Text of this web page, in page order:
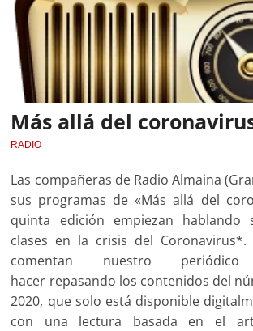
Más allá del
RADIO
Las compañeras de Radio Almaina
sus programas de «Más allá del
quinta edición empiezan hablando
clases en la crisis del Coronavirus*.
comentan nuestro
hacer repasando los contenidos del
2020, que solo está disponible
con una lectura basada en el